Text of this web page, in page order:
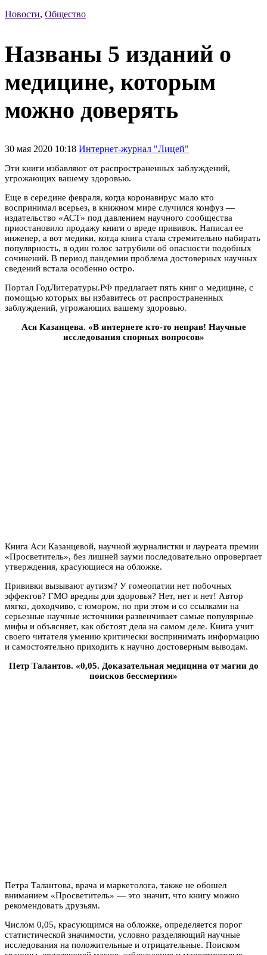
Новости, Общество
Названы 5 изданий о
медицине, которым
можно доверять
30 мая 2020 10:18 Интернет-журнал "Лицей"
Эти книги избавляют от распространенных заблуждений,
угрожающих вашему здоровью.
Еще в середине февраля, когда коронавирус мало кто
воспринимал всерьез, в книжном мире случился конфуз —
издательство «АСТ» под давлением научного сообщества
приостановило продажу книги о вреде прививок. Написал ее
инженер, а вот медики, когда книга стала стремительно набирать
популярность, в один голос затрубили об опасности подобных
сочинений. В период пандемии проблема достоверных научных
сведений встала особенно остро.
Портал ГодЛитературы.РФ предлагает пять книг о медицине, с
помощью которых вы избавитесь от распространенных
заблуждений, угрожающих вашему здоровью.
Ася Казанцева. «В интернете кто-то неправ! Научные
исследования спорных вопросов»
Книга Аси Казанцевой, научной журналистки и лауреата премии
«Просветитель», без лишней зауми последовательно опровергает
утверждения, красующиеся на обложке.
Прививки вызывают аутизм? У гомеопатии нет побочных
эффектов? ГМО вредны для здоровья? Нет, нет и нет! Автор
мягко, доходчиво, с юмором, но при этом и со ссылками на
серьезные научные источники развенчивает самые популярные
мифы и объясняет, как обстоят дела на самом деле. Книга учит
своего читателя умению критически воспринимать информацию
и самостоятельно приходить к научно достоверным выводам.
Петр Талантов. «0,05. Доказательная медицина от магии до
поисков бессмертия»
Петра Талантова, врача и маркетолога, также не обошел
вниманием «Просветитель» — это значит, что книгу можно
рекомендовать друзьям.
Числом 0,05, красующимся на обложке, определяется порог
статистической значимости, условно разделяющий научные
исследования на положительные и отрицательные. Поиском